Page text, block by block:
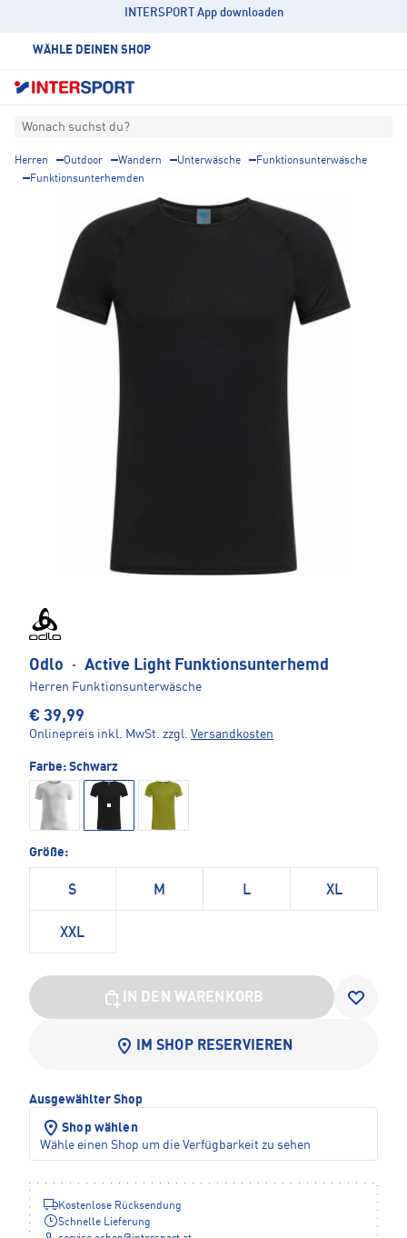
INTERSPORT App downloaden
WÄHLE DEINEN SHOP
Wonach suchst du?
Herren Outdoor Wandern Unterwäsche
Funktionsunterwäsche
Funktionsunterhemden
Odlo · Active Light Funktionsunterhemd
Herren Funktionsunterwäsche
€ 39,99
Onlinepreis inkl. MwSt. zzgl. Versandkosten
Farbe: Schwarz
Größe:
S M L XL
XXL
IN DEN WARENKORB
IM SHOP RESERVIEREN
Ausgewählter Shop
Shop wählen
Wähle einen Shop um die Verfügbarkeit zu sehen
Kostenlose Rücksendung
Schnelle Lieferung